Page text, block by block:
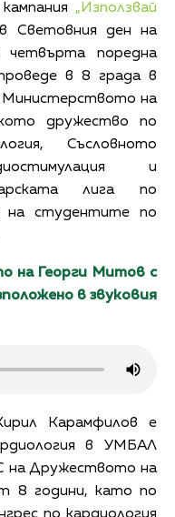
„Използвай
Световния ден на
поредна
в 8 града в
Министерството на
дружество по
Съсловното
и
лига по
на студентите по
на Георги Митов с
в звуковия
Карамфилов е
в УМБАЛ
на Дружеството на
8 години, като по